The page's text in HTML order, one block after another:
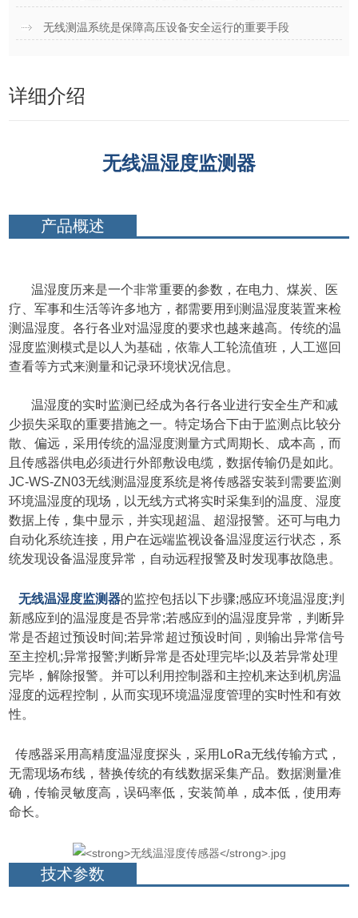
无线测温系统是保障高压设备安全运行的重要手段
详细介绍
无线温湿度监测器
产品概述
温湿度历来是一个非常重要的参数，在电力、煤炭、医
疗、军事和生活等许多地方，都需要用到测温湿度装置来检
测温湿度。各行各业对温湿度的要求也越来越高。传统的温
湿度监测模式是以人为基础，依靠人工轮流值班，人工巡回
查看等方式来测量和记录环境状况信息。
温湿度的实时监测已经成为各行各业进行安全生产和减
少损失采取的重要措施之一。特定场合下由于监测点比较分
散、偏远，采用传统的温湿度测量方式周期长、成本高，而
且传感器供电必须进行外部敷设电缆，数据传输仍是如此。
JC-WS-ZN03无线测温湿度系统是将传感器安装到需要监测
环境温湿度的现场，以无线方式将实时采集到的温度、湿度
数据上传，集中显示，并实现超温、超湿报警。还可与电力
自动化系统连接，用户在远端监视设备温湿度运行状态，系
统发现设备温湿度异常，自动远程报警及时发现事故隐患。
无线温湿度监测器的监控包括以下步骤;感应环境温湿度;判
新感应到的温湿度是否异常;若感应到的温湿度异常，判断异
常是否超过预设时间;若异常超过预设时间，则输出异常信号
至主控机;异常报警;判断异常是否处理完毕;以及若异常处理
完毕，解除报警。并可以利用控制器和主控机来达到机房温
湿度的远程控制，从而实现环境温湿度管理的实时性和有效
性。
传感器采用高精度温湿度探头，采用LoRa无线传输方式，
无需现场布线，替换传统的有线数据采集产品。数据测量准
确，传输灵敏度高，误码率低，安装简单，成本低，使用寿
命长。
技术参数